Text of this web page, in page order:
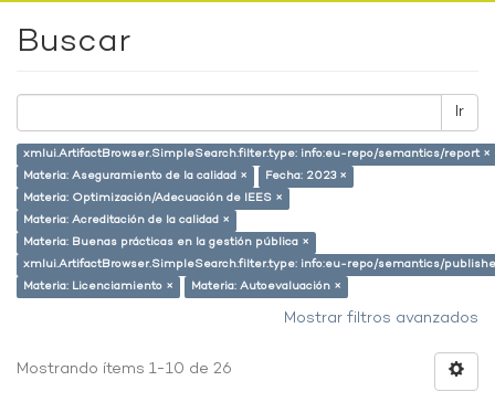
Buscar
Ir
xmlui.ArtifactBrowser.SimpleSearch.filter.type: info:eu-repo/semantics/report ×
Materia: Aseguramiento de la calidad ×
Fecha: 2023 ×
Materia: Optimización/Adecuación de IEES ×
Materia: Acreditación de la calidad ×
Materia: Buenas prácticas en la gestión pública ×
xmlui.ArtifactBrowser.SimpleSearch.filter.type: info:eu-repo/semantics/
Materia: Licenciamiento ×
Materia: Autoevaluación ×
Mostrar filtros avanzados
Mostrando ítems 1-10 de 26